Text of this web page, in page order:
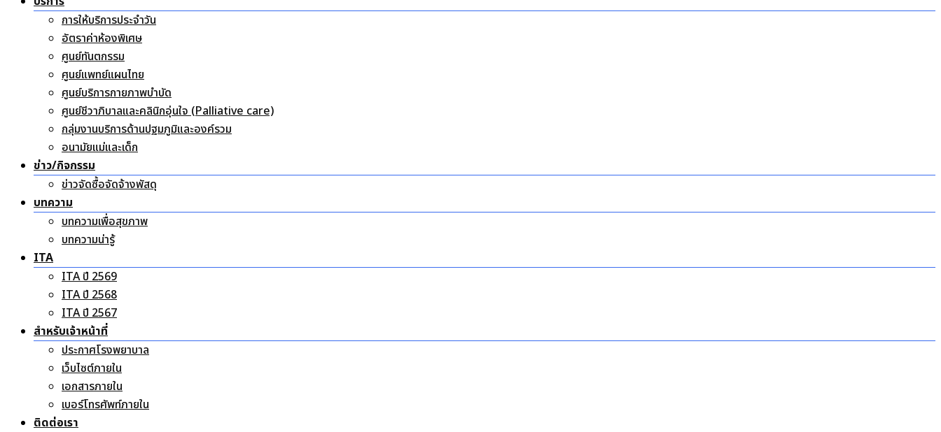
การให้บริการประจำวัน
อัตราค่าห้องพิเศษ
ศูนย์ทันตกรรม
ศูนย์แพทย์แผนไทย
ศูนย์บริการกายภาพบำบัด
ศูนย์ชีวาภิบาลและคลินิกอุ่นใจ (Palliative care)
กลุ่มงานบริการด้านปฐมภูมิและองค์รวม
อนามัยแม่และเด็ก
ข่าว/กิจกรรม
ข่าวจัดซื้อจัดจ้างพัสดุ
บทความ
บทความเพื่อสุขภาพ
บทความน่ารู้
ITA
ITA ปี 2569
ITA ปี 2568
ITA ปี 2567
สำหรับเจ้าหน้าที่
ประกาศโรงพยาบาล
เว็บไซต์ภายใน
เอกสารภายใน
เบอร์โทรศัพท์ภายใน
ติดต่อเรา